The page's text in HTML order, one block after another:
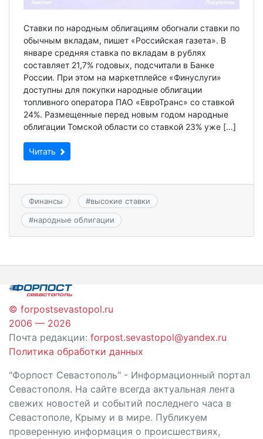
Ставки по народным облигациям обогнали ставки по
обычным вкладам, пишет «Российская газета». В
январе средняя ставка по вкладам в рублях
составляет 21,7% годовых, подсчитали в Банке
России. При этом на маркетплейсе «Финуслуги»
доступны для покупки народные облигации
топливного оператора ПАО «ЕвроТранс» со ставкой
24%. Размещенные перед новым годом народные
облигации Томской области со ставкой 23% уже […]
Читать
Финансы #высокие ставки
#народные облигации
© forpostsevastopol.ru
2006 — 2026
Почта редакции: forpost.sevastopol@yandex.ru
Политика обработки данных
"Форпост Севастополь" - Информационный портал
Севастополя. На сайте всегда актуальная лента
свежих новостей и событий последнего часа в
Севастополе, Крыму и в мире. Публикуем
проверенную информация о происшествиях,